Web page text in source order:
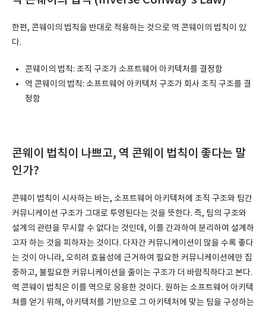
한편, 콘웨이의 법칙을 반대로 적용하는 것으로 역 콘웨이의 법칙이 있
다.
콘웨이의 법칙: 조직 구조가 소프트웨어 아키텍처를 결정함
역 콘웨이의 법칙: 소프트웨어 아키텍처 구조가 회사 조직 구조를 결
정함
콘웨이 법칙이 나쁘고, 역 콘웨이 법칙이 좋다는 말
인가?
콘웨이 법칙이 시사하는 바는, 소프트웨어 아키텍처에 조직 구조와 팀간
커뮤니케이션 구조가 그대로 투영된다는 것을 뜻한다. 즉, 팀의 구조와
설계의 관련을 무시할 수 없다는 것인데, 이를 간과하여 분리하여 설계하
고자 하는 것을 피하자는 것이다. 다자간 커뮤니케이션이 많을 수록 좋다
는 것이 아니라, 오히려 효율성에 근거하여 필요한 커뮤니케이션에만 집
중하고, 불필요한 커뮤니케이션을 줄이는 구조가 더 바람직하다고 본다.
역 콘웨이 법칙은 이를 역으로 응용한 것이다. 원하는 소프트웨어 아키텍
쳐를 얻기 위해, 아키텍처를 기반으로 그 아키텍처에 맞는 팀을 구성하는